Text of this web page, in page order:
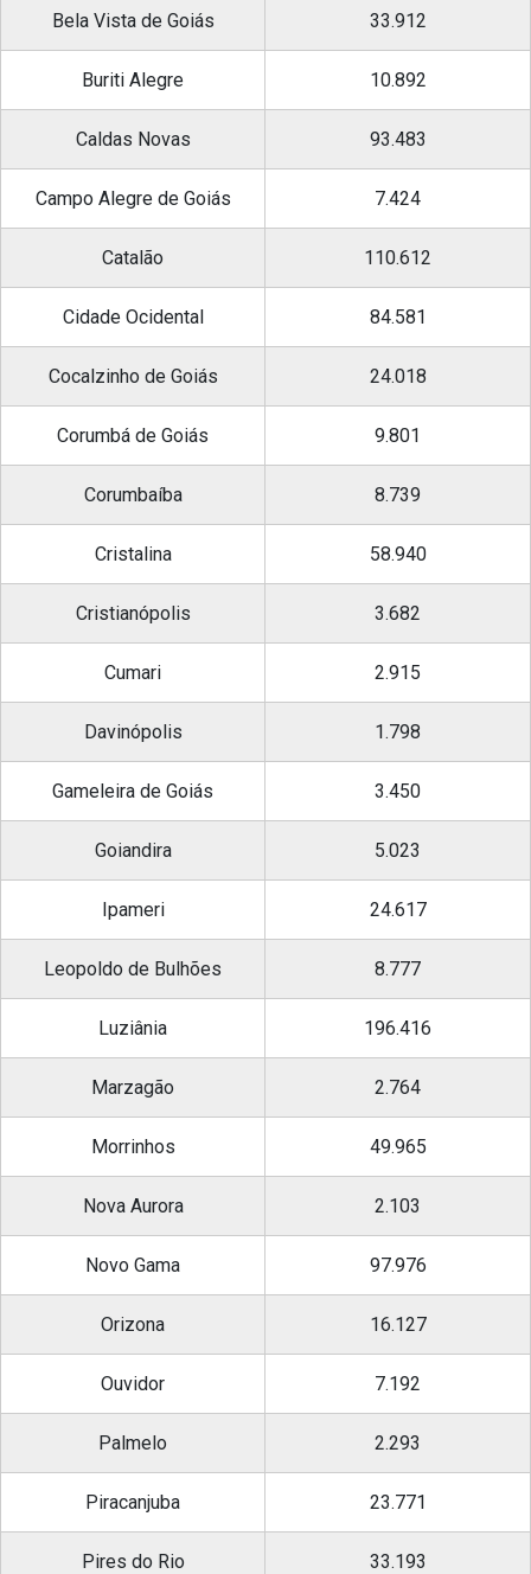
Bela Vista de Goiás 33.912
Buriti Alegre 10.892
Caldas Novas 93.483
Campo Alegre de Goiás 7.424
Catalão 110.612
Cidade Ocidental 84.581
Cocalzinho de Goiás 24.018
Corumbá de Goiás 9.801
Corumbaíba 8.739
Cristalina 58.940
Cristianópolis 3.682
Cumari 2.915
Davinópolis 1.798
Gameleira de Goiás 3.450
Goiandira 5.023
Ipameri 24.617
Leopoldo de Bulhões 8.777
Luziânia 196.416
Marzagão 2.764
Morrinhos 49.965
Nova Aurora 2.103
Novo Gama 97.976
Orizona 16.127
Ouvidor 7.192
Palmelo 2.293
Piracanjuba 23.771
Pires do Rio 33.193